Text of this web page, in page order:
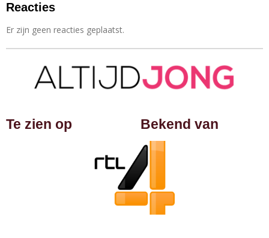
Reacties
Er zijn geen reacties geplaatst.
Te zien op Bekend van